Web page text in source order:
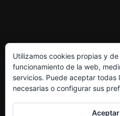
Utilizamos cookies propias y
funcionamiento de la web,
servicios. Puede aceptar todas
necesarias o configurar sus